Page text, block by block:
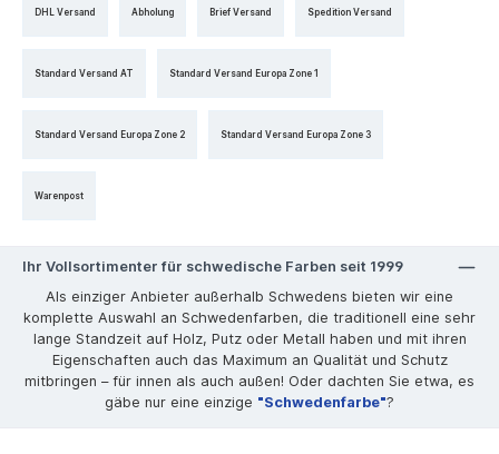
DHL Versand Abholung Brief Versand Spedition Versand
Standard Versand AT Standard Versand Europa Zone 1
Standard Versand Europa Zone 2 Standard Versand Europa Zone 3
Warenpost
Ihr Vollsortimenter für schwedische Farben seit 1999
Als einziger Anbieter außerhalb Schwedens bieten wir eine
komplette Auswahl an Schwedenfarben, die traditionell eine sehr
lange Standzeit auf Holz, Putz oder Metall haben und mit ihren
Eigenschaften auch das Maximum an Qualität und Schutz
mitbringen – für innen als auch außen! Oder dachten Sie etwa, es
gäbe nur eine einzige "Schwedenfarbe"?